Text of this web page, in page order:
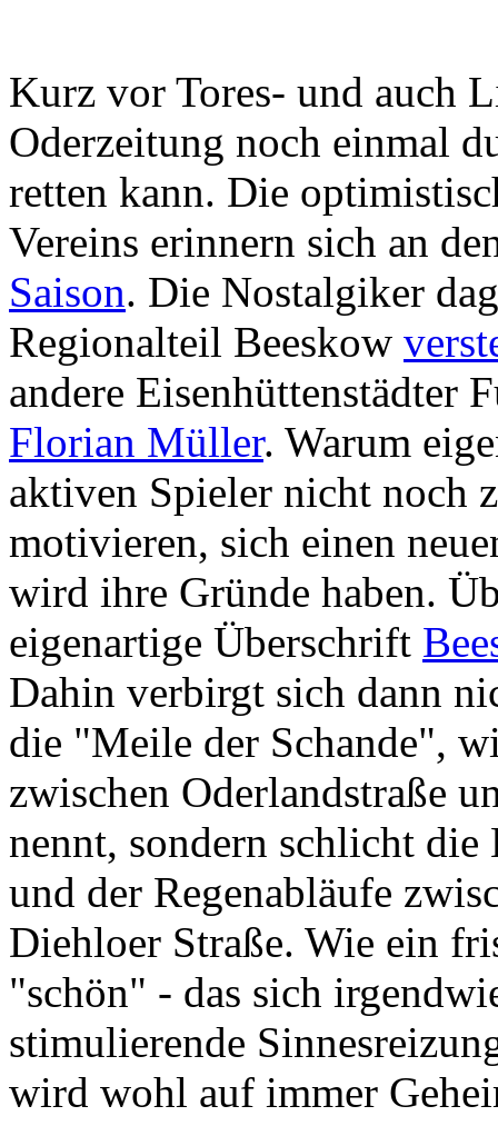
Kurz vor Tores- und auch
Oderzeitung noch einmal
retten kann. Die
Vereins erinnern sich an
Saison. Die Nostalgiker
Regionalteil Beeskow
andere Eisenhüttenstädter
Florian Müller. Warum
aktiven Spieler nicht noch
motivieren, sich einen
wird ihre Gründe haben.
eigenartige Überschrift
Dahin verbirgt sich dann
die "Meile der Schande",
zwischen Oderlandstraße
nennt, sondern schlicht die
und der Regenabläufe
Diehloer Straße. Wie ein
"schön" - das sich
stimulierende
wird wohl auf immer